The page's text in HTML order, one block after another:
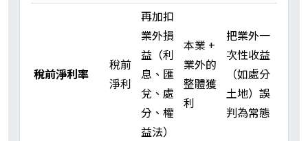
稅前淨利率
稅前
淨利
再加扣
業外損
益（利
息、匯
兌、處
分、權
益法）
本業 +
業外的
整體獲
利
把業外一
次性收益
（如處分
土地）誤
判為常態